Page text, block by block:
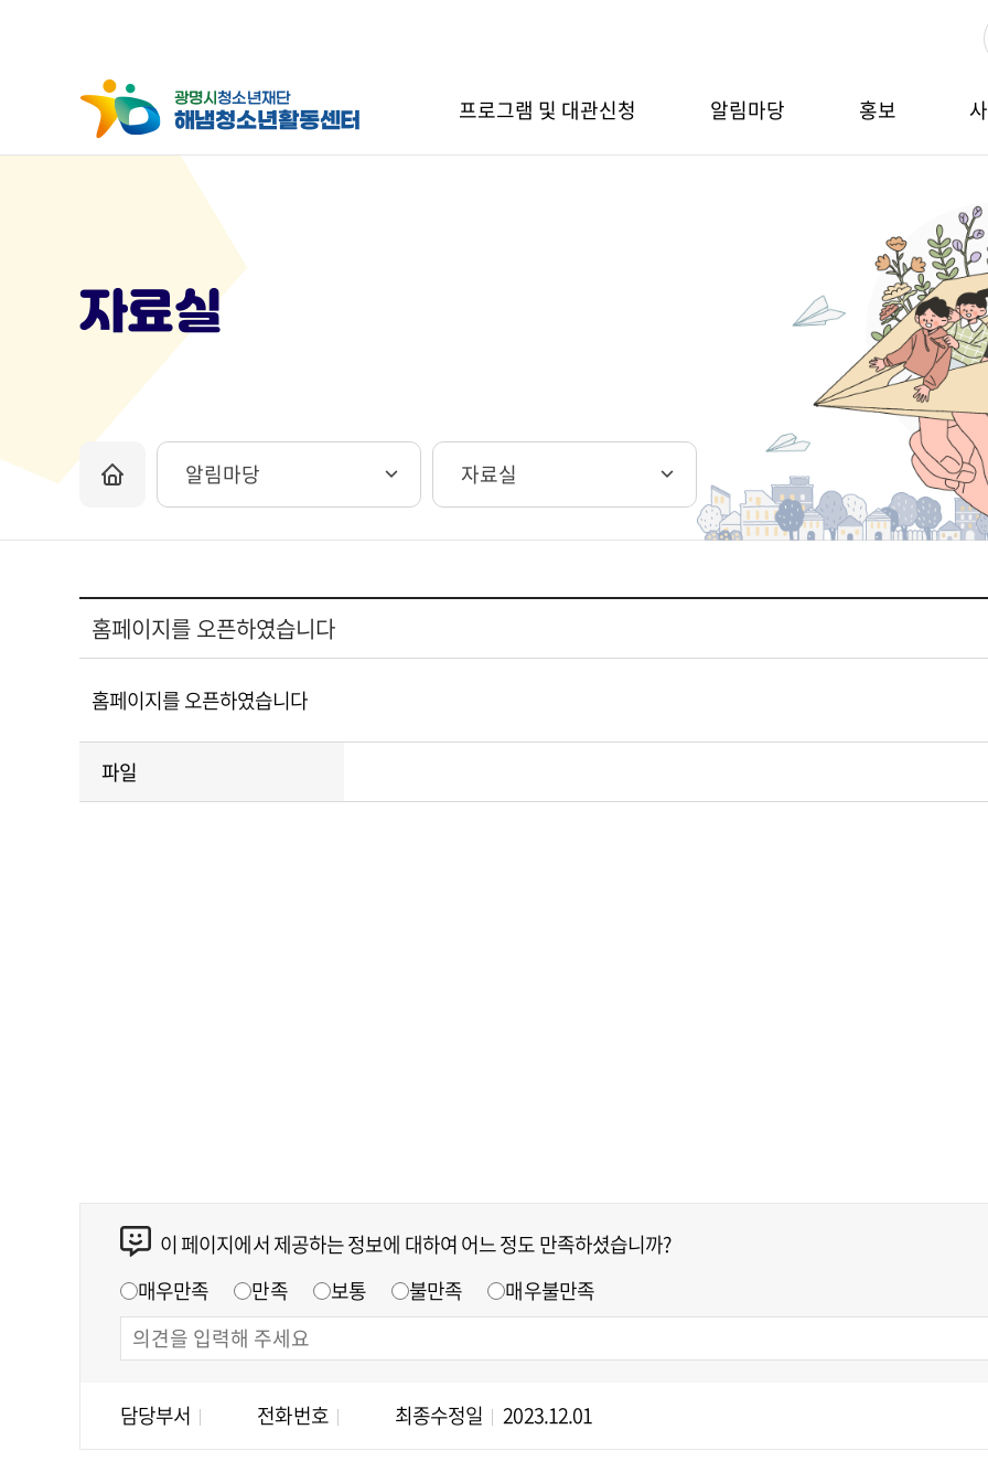
프로그램 및 대관신청 알림마당 홍보
자료실
알림마당 자료실
홈페이지를 오픈하였습니다
홈페이지를 오픈하였습니다
파일
이 페이지에서 제공하는 정보에 대하여 어느 정도 만족하셨습니까?
매우만족
만족 보통 불만족 매우불만족
담당부서 전화번호 최종수정일 2023.12.01